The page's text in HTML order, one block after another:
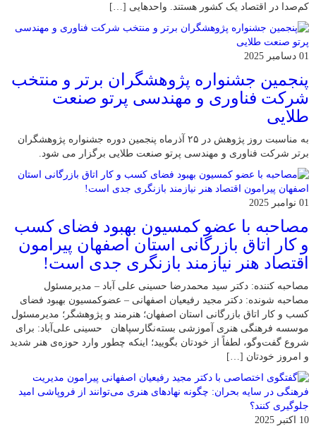
کم‌صدا در اقتصاد یک کشور هستند. واحدهایی […]
01 دسامبر 2025
پنجمین جشنواره پژوهشگران برتر و منتخب
شرکت فناوری و مهندسی پرتو صنعت
طلایی
به مناسبت روز پژوهش در ۲۵ آذرماه پنجمین دوره جشنواره پژوهشگران
برتر شرکت فناوری و مهندسی پرتو صنعت طلایی برگزار می شود.
01 نوامبر 2025
مصاحبه با عضو کمسیون بهبود فضای کسب
و کار اتاق بازرگانی استان اصفهان پیرامون
اقتصاد هنر نیازمند بازنگری جدی است!
مصاحبه کننده: دکتر سید محمدرضا حسینی علی آباد – مدیرمسئول
مصاحبه شونده: دکتر مجید رفیعیان اصفهانی – عضوکمسیون بهبود فضای
کسب و کار اتاق بازرگانی استان اصفهان؛ هنرمند و پژوهشگر؛ ‌مدیرمسئول
موسسه فرهنگی هنری آموزشی بسته‌نگارسپاهان حسینی علی‌آباد: برای
شروع گفت‌وگو، لطفاً از خودتان بگویید؛ اینکه چطور وارد حوزه‌ی هنر شدید
و امروز خودتان […]
10 اکتبر 2025